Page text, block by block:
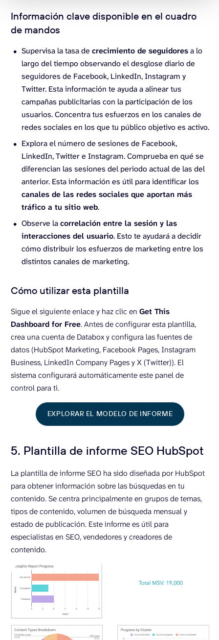
Información clave disponible en el cuadro
de mandos
Supervisa la tasa de crecimiento de seguidoresa lo
largo del tiempo observando el desglose diario de
seguidores de Facebook, LinkedIn, Instagram y
Twitter. Esta información te ayuda a alinear tus
campañas publicitarias con la participación de los
usuarios. Concentra tus esfuerzos en los canales de
redes sociales en los que tu público objetivo es activo.
Explora el número de sesiones de Facebook,
LinkedIn, Twitter e Instagram. Comprueba en qué se
diferencian las sesiones del periodo actual de las del
anterior. Esta información es útil para identificar los
canales de las redes sociales que aportan más
tráfico a tu sitio web.
Observe lacorrelación entre la sesión y las
interacciones del usuario. Esto te ayudará a decidir
cómo distribuir los esfuerzos de marketing entre los
distintos canales de marketing.
Cómo utilizar esta plantilla
Sigue el siguiente enlace y haz clic en Get This
Dashboard for Free. Antes de configurar esta plantilla,
crea una cuenta de Databox y configura las fuentes de
datos (HubSpot Marketing, Facebook Pages, Instagram
Business, LinkedIn Company Pages y X (Twitter)). El
sistema configurará automáticamente este panel de
control para ti.
EXPLORAR EL MODELO DE INFORME
5. Plantilla de informe SEO HubSpot
La plantilla de informe SEO ha sido diseñada por HubSpot
para obtener información sobre las búsquedas en tu
contenido. Se centra principalmente en grupos de temas,
tipos de contenido, volumen de búsqueda mensual y
estado de publicación. Este informe es útil para
especialistas en SEO, vendedores y creadores de
contenido.